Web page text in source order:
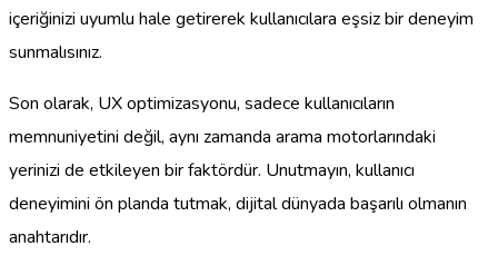
içeriğinizi uyumlu hale getirerek kullanıcılara eşsiz bir deneyim
sunmalısınız.
Son olarak, UX optimizasyonu, sadece kullanıcıların
memnuniyetini değil, aynı zamanda arama motorlarındaki
yerinizi de etkileyen bir faktördür. Unutmayın, kullanıcı
deneyimini ön planda tutmak, dijital dünyada başarılı olmanın
anahtarıdır.